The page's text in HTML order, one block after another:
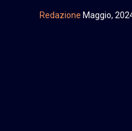
Redazione Maggio,